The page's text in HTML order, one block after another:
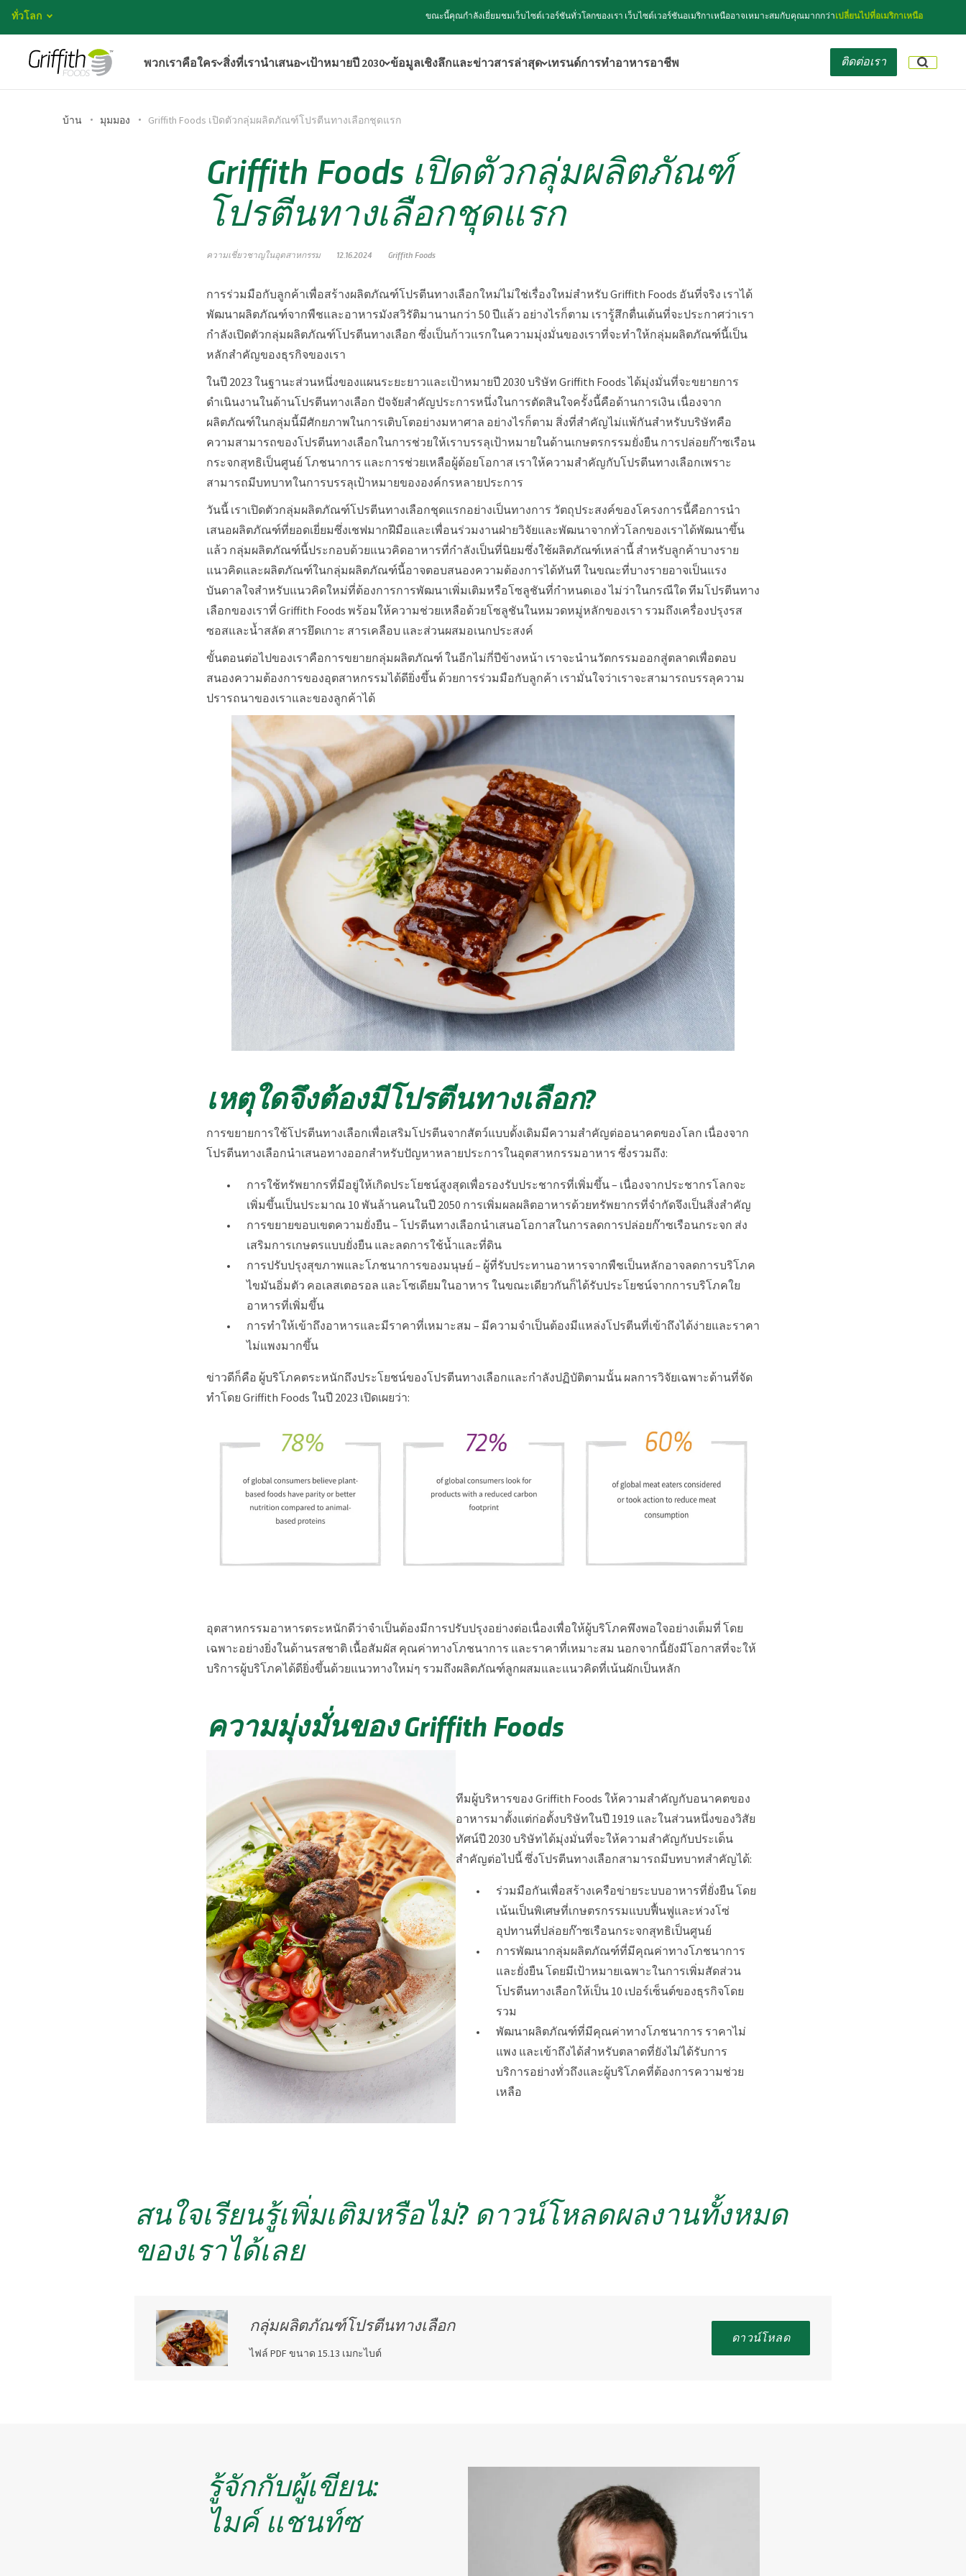
ทั่วโลก ขณะนี้คุณกำลังเยี่ยมชมเว็บไซต์เวอร์ชันทั่วโลกของเรา เว็บไซต์เวอร์ชันอเมริกาเหนืออาจเหมาะสมกับคุณมากกว่าเปลี่ยนไปที่อเมริกาเหนือ
พวกเราคือใคร สิ่งที่เรานำเสนอ เป้าหมายปี 2030 ข้อมูลเชิงลึกและข่าวสารล่าสุด เทรนด์การทำอาหารอาชีพ ติดต่อเรา
บ้าน มุมมอง Griffith Foods เปิดตัวกลุ่มผลิตภัณฑ์โปรตีนทางเลือกชุดแรก
Griffith Foods เปิดตัวกลุ่มผลิตภัณฑ์
โปรตีนทางเลือกชุดแรก
ความเชี่ยวชาญในอุตสาหกรรม 12.16.2024 Griffith Foods
การร่วมมือกับลูกค้าเพื่อสร้างผลิตภัณฑ์โปรตีนทางเลือกใหม่ไม่ใช่เรื่องใหม่สำหรับ Griffith Foods อันที่จริง เราได้
พัฒนาผลิตภัณฑ์จากพืชและอาหารมังสวิรัติมานานกว่า 50 ปีแล้ว อย่างไรก็ตาม เรารู้สึกตื่นเต้นที่จะประกาศว่าเรา
กำลังเปิดตัวกลุ่มผลิตภัณฑ์โปรตีนทางเลือก ซึ่งเป็นก้าวแรกในความมุ่งมั่นของเราที่จะทำให้กลุ่มผลิตภัณฑ์นี้เป็น
หลักสำคัญของธุรกิจของเรา
ในปี 2023 ในฐานะส่วนหนึ่งของแผนระยะยาวและเป้าหมายปี 2030 บริษัท Griffith Foods ได้มุ่งมั่นที่จะขยายการ
ดำเนินงานในด้านโปรตีนทางเลือก ปัจจัยสำคัญประการหนึ่งในการตัดสินใจครั้งนี้คือด้านการเงิน เนื่องจาก
ผลิตภัณฑ์ในกลุ่มนี้มีศักยภาพในการเติบโตอย่างมหาศาล อย่างไรก็ตาม สิ่งที่สำคัญไม่แพ้กันสำหรับบริษัทคือ
ความสามารถของโปรตีนทางเลือกในการช่วยให้เราบรรลุเป้าหมายในด้านเกษตรกรรมยั่งยืน การปล่อยก๊าซเรือน
กระจกสุทธิเป็นศูนย์ โภชนาการ และการช่วยเหลือผู้ด้อยโอกาส เราให้ความสำคัญกับโปรตีนทางเลือกเพราะ
สามารถมีบทบาทในการบรรลุเป้าหมายขององค์กรหลายประการ
วันนี้ เราเปิดตัวกลุ่มผลิตภัณฑ์โปรตีนทางเลือกชุดแรกอย่างเป็นทางการ วัตถุประสงค์ของโครงการนี้คือการนำ
เสนอผลิตภัณฑ์ที่ยอดเยี่ยมซึ่งเชฟมากฝีมือและเพื่อนร่วมงานฝ่ายวิจัยและพัฒนาจากทั่วโลกของเราได้พัฒนาขึ้น
แล้ว กลุ่มผลิตภัณฑ์นี้ประกอบด้วยแนวคิดอาหารที่กำลังเป็นที่นิยมซึ่งใช้ผลิตภัณฑ์เหล่านี้ สำหรับลูกค้าบางราย
แนวคิดและผลิตภัณฑ์ในกลุ่มผลิตภัณฑ์นี้อาจตอบสนองความต้องการได้ทันที ในขณะที่บางรายอาจเป็นแรง
บันดาลใจสำหรับแนวคิดใหม่ที่ต้องการการพัฒนาเพิ่มเติมหรือโซลูชันที่กำหนดเอง ไม่ว่าในกรณีใด ทีมโปรตีนทาง
เลือกของเราที่ Griffith Foods พร้อมให้ความช่วยเหลือด้วยโซลูชันในหมวดหมู่หลักของเรา รวมถึงเครื่องปรุงรส
ซอสและน้ำสลัด สารยึดเกาะ สารเคลือบ และส่วนผสมอเนกประสงค์
ขั้นตอนต่อไปของเราคือการขยายกลุ่มผลิตภัณฑ์ ในอีกไม่กี่ปีข้างหน้า เราจะนำนวัตกรรมออกสู่ตลาดเพื่อตอบ
สนองความต้องการของอุตสาหกรรมได้ดียิ่งขึ้น ด้วยการร่วมมือกับลูกค้า เรามั่นใจว่าเราจะสามารถบรรลุความ
ปรารถนาของเราและของลูกค้าได้
เหตุใดจึงต้องมีโปรตีนทางเลือก?
การขยายการใช้โปรตีนทางเลือกเพื่อเสริมโปรตีนจากสัตว์แบบดั้งเดิมมีความสำคัญต่ออนาคตของโลก เนื่องจาก
โปรตีนทางเลือกนำเสนอทางออกสำหรับปัญหาหลายประการในอุตสาหกรรมอาหาร ซึ่งรวมถึง:
การใช้ทรัพยากรที่มีอยู่ให้เกิดประโยชน์สูงสุดเพื่อรองรับประชากรที่เพิ่มขึ้น – เนื่องจากประชากรโลกจะ
เพิ่มขึ้นเป็นประมาณ 10 พันล้านคนในปี 2050 การเพิ่มผลผลิตอาหารด้วยทรัพยากรที่จำกัดจึงเป็นสิ่งสำคัญ
การขยายขอบเขตความยั่งยืน – โปรตีนทางเลือกนำเสนอโอกาสในการลดการปล่อยก๊าซเรือนกระจก ส่ง
เสริมการเกษตรแบบยั่งยืน และลดการใช้น้ำและที่ดิน
การปรับปรุงสุขภาพและโภชนาการของมนุษย์ – ผู้ที่รับประทานอาหารจากพืชเป็นหลักอาจลดการบริโภค
ไขมันอิ่มตัว คอเลสเตอรอล และโซเดียมในอาหาร ในขณะเดียวกันก็ได้รับประโยชน์จากการบริโภคใย
อาหารที่เพิ่มขึ้น
การทำให้เข้าถึงอาหารและมีราคาที่เหมาะสม – มีความจำเป็นต้องมีแหล่งโปรตีนที่เข้าถึงได้ง่ายและราคา
ไม่แพงมากขึ้น
ข่าวดีก็คือ ผู้บริโภคตระหนักถึงประโยชน์ของโปรตีนทางเลือกและกำลังปฏิบัติตามนั้น ผลการวิจัยเฉพาะด้านที่จัด
ทำโดย Griffith Foods ในปี 2023 เปิดเผยว่า:
อุตสาหกรรมอาหารตระหนักดีว่าจำเป็นต้องมีการปรับปรุงอย่างต่อเนื่องเพื่อให้ผู้บริโภคพึงพอใจอย่างเต็มที่ โดย
เฉพาะอย่างยิ่งในด้านรสชาติ เนื้อสัมผัส คุณค่าทางโภชนาการ และราคาที่เหมาะสม นอกจากนี้ยังมีโอกาสที่จะให้
บริการผู้บริโภคได้ดียิ่งขึ้นด้วยแนวทางใหม่ๆ รวมถึงผลิตภัณฑ์ลูกผสมและแนวคิดที่เน้นผักเป็นหลัก
ความมุ่งมั่นของ Griffith Foods
ทีมผู้บริหารของ Griffith Foods ให้ความสำคัญกับอนาคตของ
อาหารมาตั้งแต่ก่อตั้งบริษัทในปี 1919 และในส่วนหนึ่งของวิสัย
ทัศน์ปี 2030 บริษัทได้มุ่งมั่นที่จะให้ความสำคัญกับประเด็น
สำคัญต่อไปนี้ ซึ่งโปรตีนทางเลือกสามารถมีบทบาทสำคัญได้:
ร่วมมือกันเพื่อสร้างเครือข่ายระบบอาหารที่ยั่งยืน โดย
เน้นเป็นพิเศษที่เกษตรกรรมแบบฟื้นฟูและห่วงโซ่
อุปทานที่ปล่อยก๊าซเรือนกระจกสุทธิเป็นศูนย์
การพัฒนากลุ่มผลิตภัณฑ์ที่มีคุณค่าทางโภชนาการ
และยั่งยืน โดยมีเป้าหมายเฉพาะในการเพิ่มสัดส่วน
โปรตีนทางเลือกให้เป็น 10 เปอร์เซ็นต์ของธุรกิจโดย
รวม
พัฒนาผลิตภัณฑ์ที่มีคุณค่าทางโภชนาการ ราคาไม่
แพง และเข้าถึงได้สำหรับตลาดที่ยังไม่ได้รับการ
บริการอย่างทั่วถึงและผู้บริโภคที่ต้องการความช่วย
เหลือ
สนใจเรียนรู้เพิ่มเติมหรือไม่? ดาวน์โหลดผลงานทั้งหมด
ของเราได้เลย
กลุ่มผลิตภัณฑ์โปรตีนทางเลือก
ไฟล์ PDF ขนาด 15.13 เมกะไบต์
ดาวน์โหลด
รู้จักกับผู้เขียน:
ไมค์ แชนท์ซ